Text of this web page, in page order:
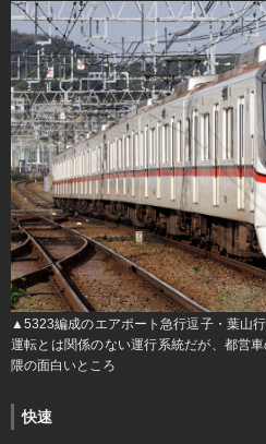
▲5323編成のエアポート急行逗子・葉山
運転とは関係のない運行系統だが、都営
隈の面白いところ
快速